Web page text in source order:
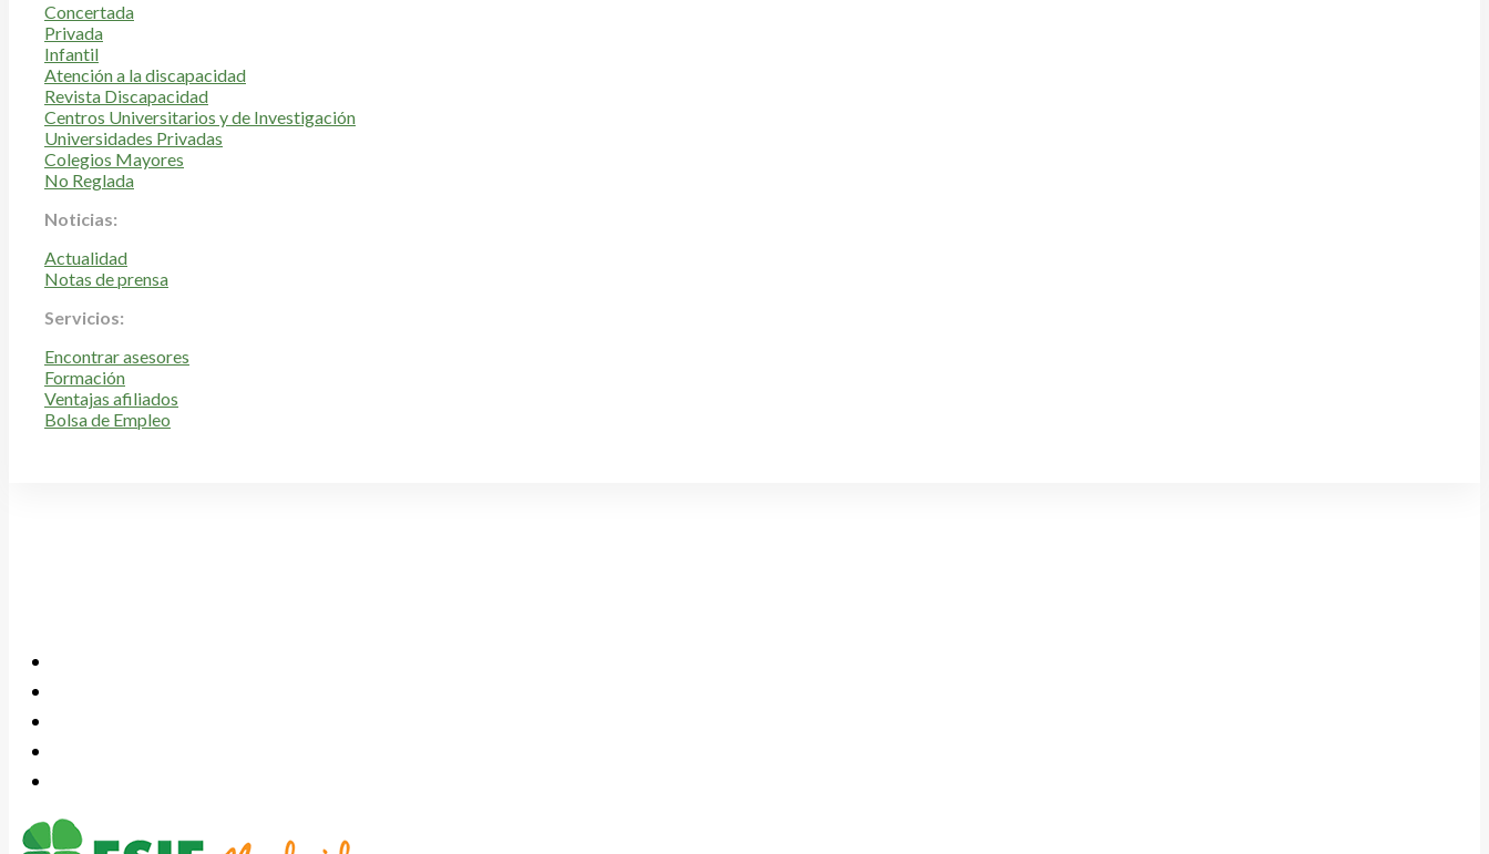
Concertada
Privada
Infantil
Atención a la discapacidad
Revista Discapacidad
Centros Universitarios y de Investigación
Universidades Privadas
Colegios Mayores
No Reglada
Noticias:
Actualidad
Notas de prensa
Servicios:
Encontrar asesores
Formación
Ventajas afiliados
Bolsa de Empleo